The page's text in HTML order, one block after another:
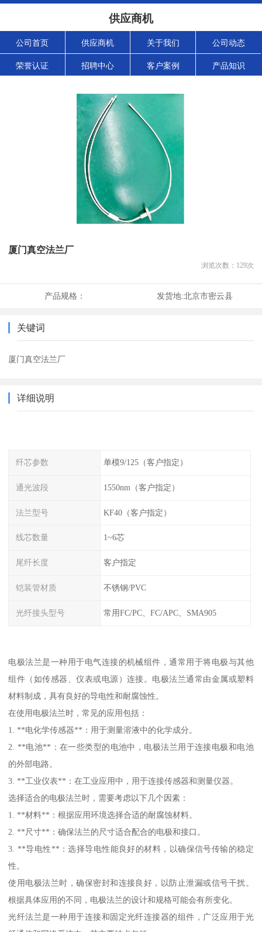
供应商机
公司首页 供应商机 关于我们 公司动态
荣誉认证 招聘中心 客户案例 产品知识
厦门真空法兰厂
浏览次数： 129次
产品规格： 发货地:北京市密云县
关键词
厦门真空法兰厂
详细说明
纤芯参数 单模9/125（客户指定）
通光波段 1550nm（客户指定）
法兰型号 KF40（客户指定）
线芯数量 1~6芯
尾纤长度 客户指定
铠装管材质 不锈钢/PVC
光纤接头型号 常用FC/PC、FC/APC、SMA905
电极法兰是一种用于电气连接的机械组件，通常用于将电极与其他
组件（如传感器、仪表或电源）连接。电极法兰通常由金属或塑料
材料制成，具有良好的导电性和耐腐蚀性。
在使用电极法兰时，常见的应用包括：
1. **电化学传感器**：用于测量溶液中的化学成分。
2. **电池**：在一些类型的电池中，电极法兰用于连接电极和电池
的外部电路。
3. **工业仪表**：在工业应用中，用于连接传感器和测量仪器。
选择适合的电极法兰时，需要考虑以下几个因素：
1. **材料**：根据应用环境选择合适的耐腐蚀材料。
2. **尺寸**：确保法兰的尺寸适合配合的电极和接口。
3. **导电性**：选择导电性能良好的材料，以确保信号传输的稳定
性。
使用电极法兰时，确保密封和连接良好，以防止泄漏或信号干扰。
根据具体应用的不同，电极法兰的设计和规格可能会有所变化。
光纤法兰是一种用于连接和固定光纤连接器的组件，广泛应用于光